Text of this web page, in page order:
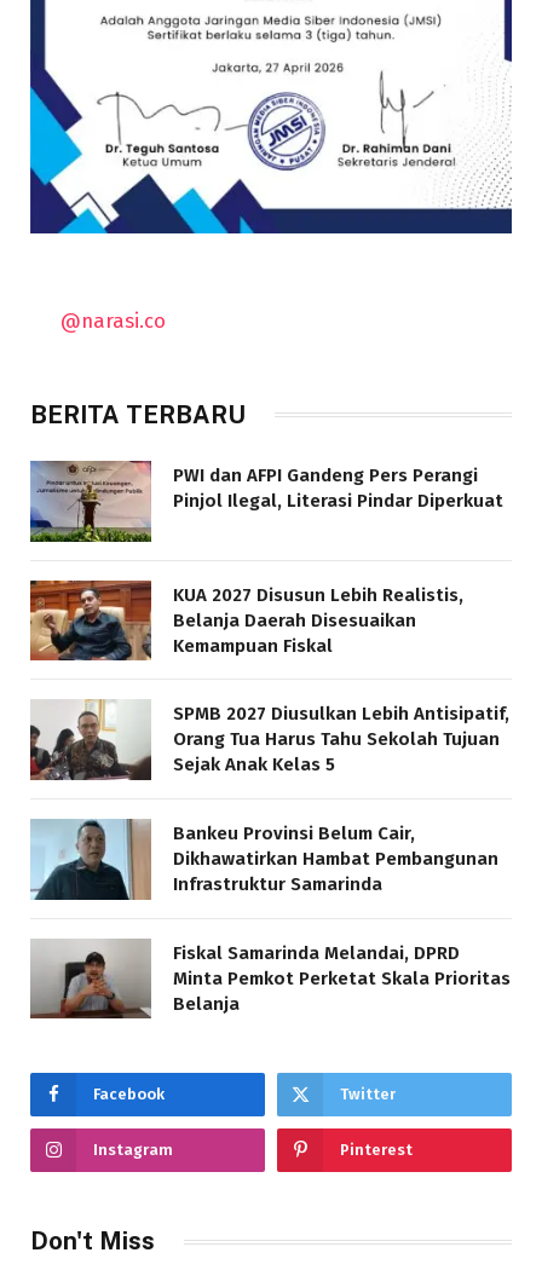
@narasi.co
BERITA TERBARU
PWI dan AFPI Gandeng Pers Perangi
Pinjol Ilegal, Literasi Pindar Diperkuat
KUA 2027 Disusun Lebih Realistis,
Belanja Daerah Disesuaikan
Kemampuan Fiskal
SPMB 2027 Diusulkan Lebih Antisipatif,
Orang Tua Harus Tahu Sekolah Tujuan
Sejak Anak Kelas 5
Bankeu Provinsi Belum Cair,
Dikhawatirkan Hambat Pembangunan
Infrastruktur Samarinda
Fiskal Samarinda Melandai, DPRD
Minta Pemkot Perketat Skala Prioritas
Belanja
Facebook Twitter
Instagram Pinterest
Don't Miss